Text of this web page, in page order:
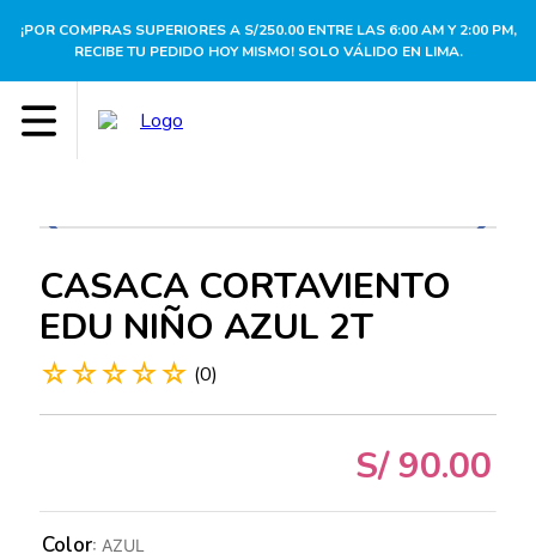
¡POR COMPRAS SUPERIORES A S/250.00 ENTRE LAS 6:00 AM Y 2:00 PM,
RECIBE TU PEDIDO HOY MISMO! SOLO VÁLIDO EN LIMA.
CASACA CORTAVIENTO
EDU NIÑO AZUL 2T
☆☆☆☆☆ (0)
S/ 90.00
Color: AZUL